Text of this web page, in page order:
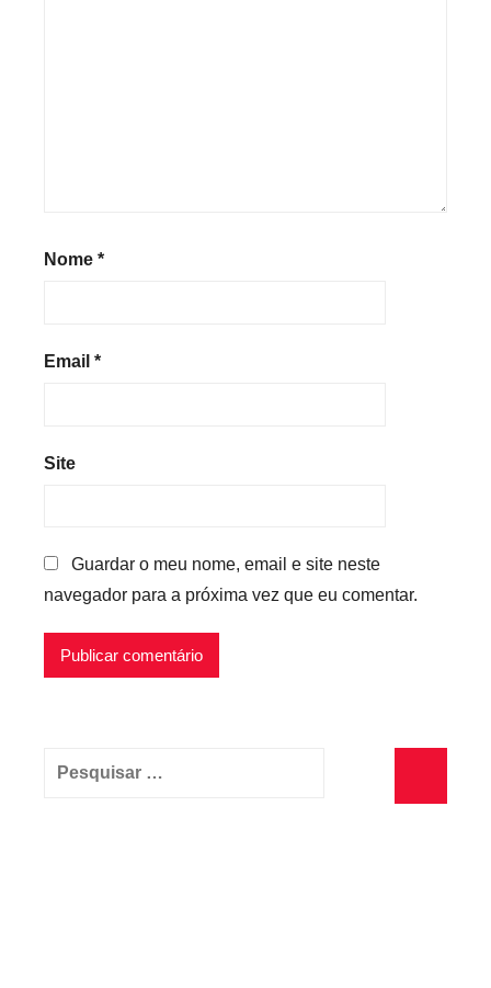
Nome *
Email *
Site
Guardar o meu nome, email e site neste
navegador para a próxima vez que eu comentar.
Pesquisar